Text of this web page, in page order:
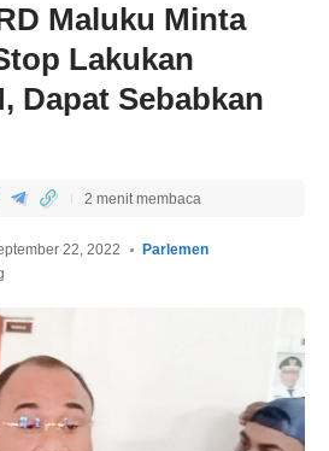
Maluku Minta
Lakukan
Dapat Sebabkan
22, 2022
Parlemen
2 menit membaca